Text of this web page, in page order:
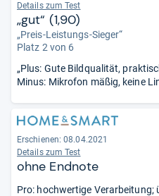
Details zum Test
„gut“ (1,90)
„Preis-Leistungs-Sieger“
Platz 2 von 6
„Plus: Gute Bildqualität,
Minus: Mikrofon mäßig, keine
Erschienen: 08.04.2021
Details zum Test
ohne Endnote
Pro: hochwertige Verarbeitung;